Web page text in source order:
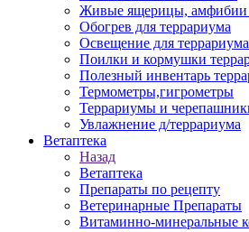
Живые ящерицы, амфибии
Обогрев для террариума
Освещение для террариума
Поилки и кормушки
Полезный инвентарь
Термометры,гигрометры
Террариумы и
Увлажнение д/террариума
Ветаптека
Назад
Ветаптека
Препараты по рецепту
Ветеринарные Препараты
Витаминно-минеральные